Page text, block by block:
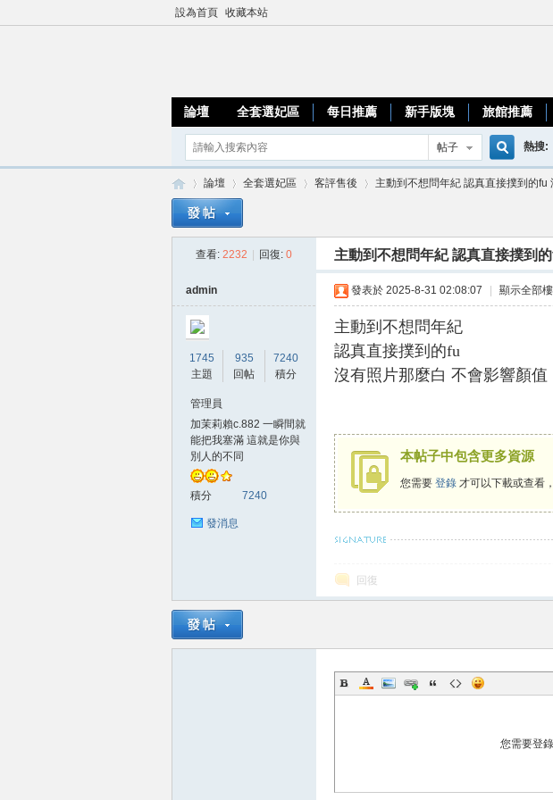
設為首頁 收藏本站
論壇 全套選妃區 每日推薦 新手版塊 旅館推薦
帖子
搜
索
熱搜:
優質
論壇
›
全套選妃區 客評售後
›
主動到不想問年紀 認真直接撲到的fu
查看: 2232 回復: 0 主動到不想問年紀 認真直接撲到
admin
1745
主題
935
回帖
7240
積分
管理員
加茉莉賴c.882 一瞬間就
能把我塞滿 這就是你與
別人的不同
積分 7240
發消息
發表於 2025-8-31 02:08:07 顯示全部
主動到不想問年紀
認真直接撲到的fu
沒有照片那麼白 不會影響顏值
本帖子中包含更多資源
您需要 登錄 才可以下載或查看
回復
您需要登